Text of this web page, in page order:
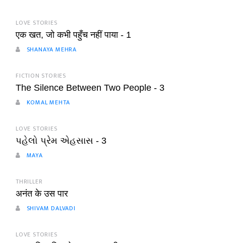
LOVE STORIES
एक खत, जो कभी पहुँच नहीं पाया - 1
SHANAYA MEHRA
FICTION STORIES
The Silence Between Two People - 3
KOMAL MEHTA
LOVE STORIES
પહેલો પ્રેમ એહસાસ - 3
MAYA
THRILLER
अनंत के उस पार
SHIVAM DALVADI
LOVE STORIES